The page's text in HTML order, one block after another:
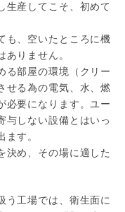
生産してこそ、初めて
も、空いたところに機
りません。
る部屋の環境（クリー
せる為の電気、水、燃
必要になります。ユー
与しない設備とはいっ
す。
決め、その場に適した
う工場では、衛生面に